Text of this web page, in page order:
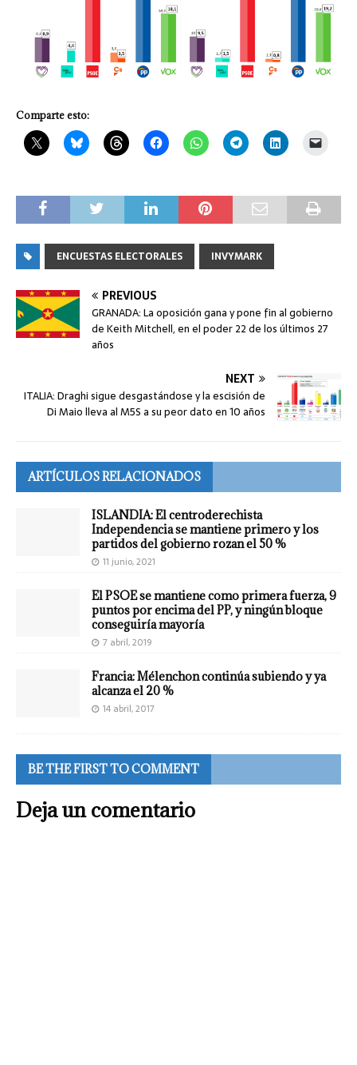
Comparte esto:
ENCUESTAS ELECTORALES INVYMARK
PREVIOUS
GRANADA: La oposición gana y pone fin al gobierno
de Keith Mitchell, en el poder 22 de los últimos 27
años
NEXT
ITALIA: Draghi sigue desgastándose y la escisión de
Di Maio lleva al M5S a su peor dato en 10 años
ARTÍCULOS RELACIONADOS
ISLANDIA: El centroderechista
Independencia se mantiene primero y los
partidos del gobierno rozan el 50 %
11 junio, 2021
El PSOE se mantiene como primera fuerza, 9
puntos por encima del PP, y ningún bloque
conseguiría mayoría
7 abril, 2019
Francia: Mélenchon continúa subiendo y ya
alcanza el 20 %
14 abril, 2017
BE THE FIRST TO COMMENT
Deja un comentario